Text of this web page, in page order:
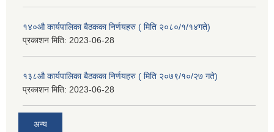
१४०औ कार्यपालिका बैठकका निर्णयहरु ( मिति २०८०/१/१४गते)
प्रकाशन मिति: 2023-06-28
१३८औ कार्यपालिका बैठकका निर्णयहरु ( मिति २०७९/१०/२७ गते)
प्रकाशन मिति: 2023-06-28
अन्य